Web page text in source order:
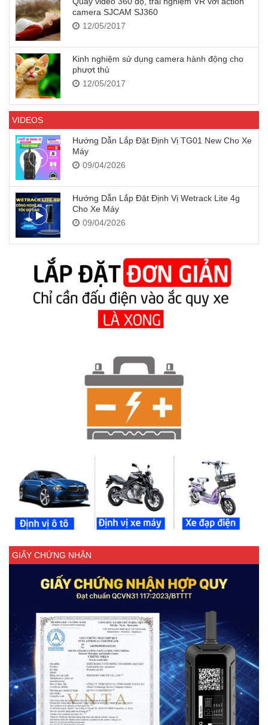
camera SJCAM SJ360
12/05/2017
Kinh nghiệm sử dụng camera hành động cho
phượt thủ
12/05/2017
VIDEOS
Hướng Dẫn Lắp Đặt Định Vị TG01 New Cho Xe
Máy
09/04/2026
Hướng Dẫn Lắp Đặt Định Vị Wetrack Lite 4g
Cho Xe Máy
09/04/2026
GIẤY CHỨNG NHẬN